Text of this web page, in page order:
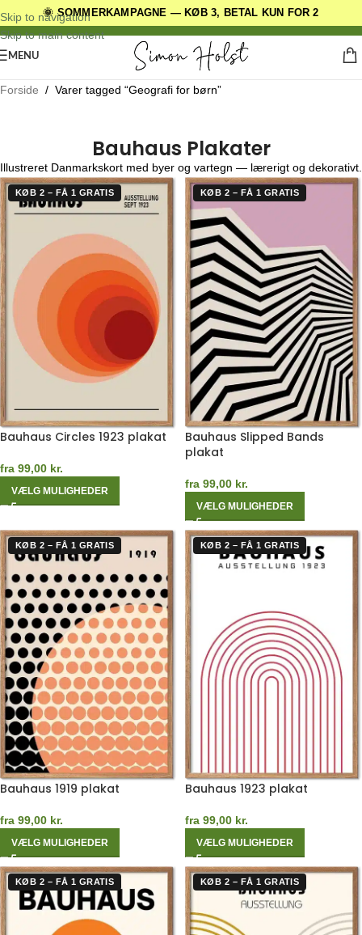
🌞 SOMMERKAMPAGNE — KØB 3, BETAL KUN FOR 2
Skip to navigation
Skip to main content
30 DAGES RETURRET
MENU
Forside / Varer tagged “Geografi for børn”
Bauhaus Plakater
Illustreret Danmarkskort med byer og vartegn — lærerigt og dekorativt.
KØB 2 – FÅ 1 GRATIS
Bauhaus Circles 1923 plakat
fra 99,00 kr.
VÆLG MULIGHEDER
KØB 2 – FÅ 1 GRATIS
Bauhaus Slipped Bands
plakat
fra 99,00 kr.
VÆLG MULIGHEDER
KØB 2 – FÅ 1 GRATIS
Bauhaus 1919 plakat
fra 99,00 kr.
VÆLG MULIGHEDER
KØB 2 – FÅ 1 GRATIS
Bauhaus 1923 plakat
fra 99,00 kr.
VÆLG MULIGHEDER
KØB 2 – FÅ 1 GRATIS KØB 2 – FÅ 1 GRATIS